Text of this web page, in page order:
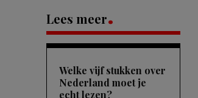
Lees meer
Welke vijf stukken over
Nederland moet je
echt lezen?